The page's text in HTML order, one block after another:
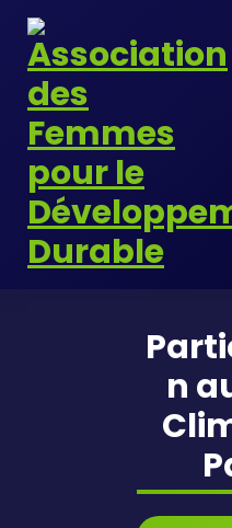
Skip
content
n